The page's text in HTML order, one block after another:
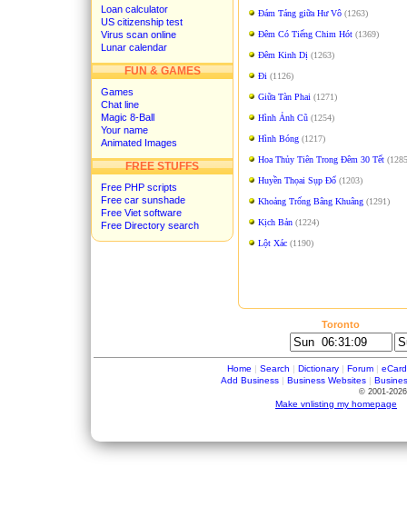
Loan calculator
US citizenship test
Virus scan online
Lunar calendar
FUN & GAMES
Games
Chat line
Magic 8-Ball
Your name
Animated Images
FREE STUFFS
Free PHP scripts
Free car sunshade
Free Viet software
Free Directory search
Đám Táng giữa Hư Vô (1263)
Đêm Có Tiếng Chim Hót (1369)
Đêm Kinh Dị (1263)
Đi (1126)
Giữa Tàn Phai (1271)
Hình Ảnh Cũ (1254)
Hình Bóng (1217)
Hoa Thủy Tiên Trong Đêm 30 Tết
Huyền Thọai Sụp Đổ (1203)
Khoảng Trống Bâng Khuâng (1291)
Kịch Bản (1224)
Lột Xác (1190)
Toronto
Home | Search | Dictionary | Forum |
Add Business | Business Websites |
© 2001-
Make vnlisting my homepage